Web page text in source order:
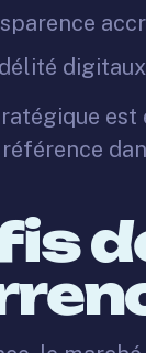
référence